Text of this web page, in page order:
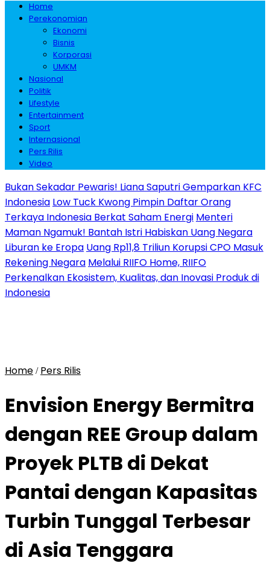
Home
Perekonomian
Ekonomi
Bisnis
Korporasi
UMKM
Nasional
Politik
Lifestyle
Entertainment
Sport
Internasional
Pers Rilis
Video
Bukan Sekadar Pewaris! Liana Saputri Gemparkan KFC
Indonesia Low Tuck Kwong Pimpin Daftar Orang
Terkaya Indonesia Berkat Saham Energi Menteri
Maman Ngamuk! Bantah Istri Habiskan Uang Negara
Liburan ke Eropa Uang Rp11,8 Triliun Korupsi CPO Masuk
Rekening Negara Melalui RIIFO Home, RIIFO
Perkenalkan Ekosistem, Kualitas, dan Inovasi Produk di
Indonesia
Home / Pers Rilis
Envision Energy Bermitra
dengan REE Group dalam
Proyek PLTB di Dekat
Pantai dengan Kapasitas
Turbin Tunggal Terbesar
di Asia Tenggara